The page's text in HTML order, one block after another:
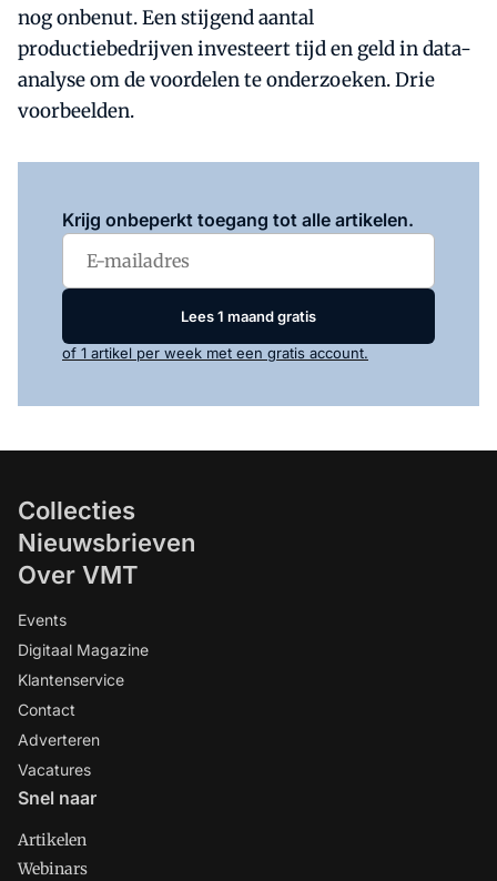
nog onbenut. Een stijgend aantal
productiebedrijven investeert tijd en geld in data-
analyse om de voordelen te onderzoeken. Drie
voorbeelden.
Krijg onbeperkt toegang tot alle artikelen.
Lees 1 maand gratis
of 1 artikel per week met een gratis account.
Collecties
Nieuwsbrieven
Over VMT
Events
Digitaal Magazine
Klantenservice
Contact
Adverteren
Vacatures
Snel naar
Artikelen
Webinars